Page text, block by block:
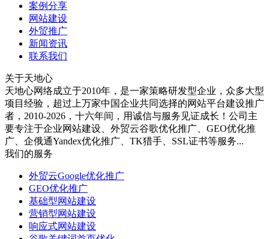
案例分享
网站建设
外贸推广
新闻资讯
联系我们
关于天地心
天地心网络成立于2010年，是一家策略研发型企业，众多大型
项目经验，超过上万家中国企业共同选择的网站平台建设推广
者，2010-2026，十六年间，用诚信与服务见证成长！公司主
要专注于企业网站建设、外贸云谷歌优化推广、GEO优化推
广、企俄通Yandex优化推广、TK猎手、SSL证书等服务...
我们的服务
外贸云Google优化推广
GEO优化推广
基础型网站建设
营销型网站建设
响应式网站建设